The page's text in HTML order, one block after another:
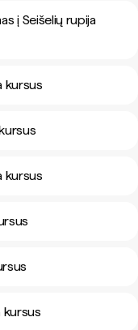
į Seišelių rupija
kursus
kursus
kursus